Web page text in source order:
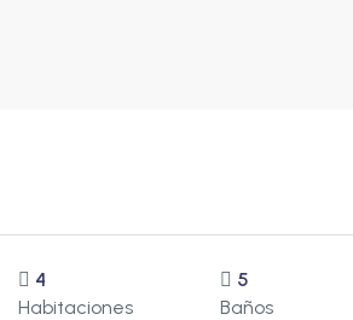
4
Habitaciones
5
Baños